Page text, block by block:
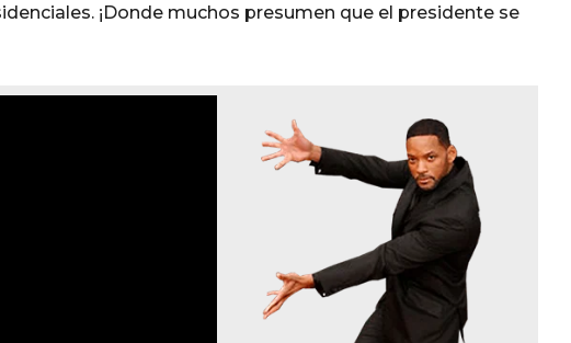
¡Donde muchos presumen que el presidente se